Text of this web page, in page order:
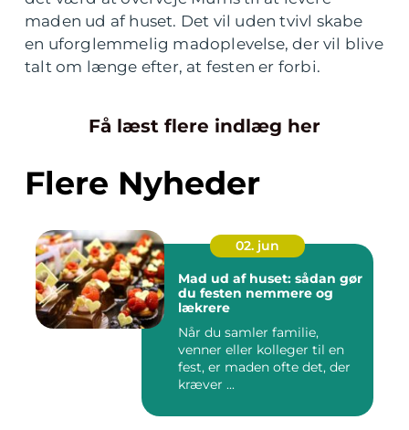
maden ud af huset. Det vil uden tvivl skabe
en uforglemmelig madoplevelse, der vil blive
talt om længe efter, at festen er forbi.
Få læst flere indlæg her
Flere Nyheder
02. jun
Mad ud af huset: sådan gør
du festen nemmere og
lækrere
Når du samler familie,
venner eller kolleger til en
fest, er maden ofte det, der
kræver ...